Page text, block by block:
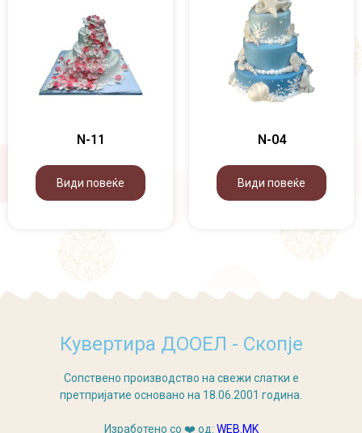
N-11
Види повеќе
N-04
Види повеќе
Кувертира ДООЕЛ - Скопје
Сопствено производство на свежи слатки е
претпријатие основано на 18.06.2001 година.
Изработено со ❤️ од: WEB.MK